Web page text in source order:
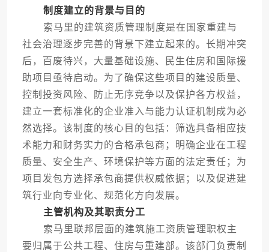
制度建立的背景与目的
索马里的建筑资质管理制度是在国家重建与
社会治理逐步完善的背景下建立起来的。长期冲突
后，百废待兴，大量基础设施、民生住房和国际援
助项目亟待启动。为了确保这些项目的建设质量、
控制投资风险、防止无序竞争以及保护各方权益，
建立一套标准化的企业准入与能力认证机制成为必
然选择。该制度的核心目的包括：筛选具备相应技
术能力和财务实力的合格承包商；明确企业在工程
质量、安全生产、环境保护等方面的法定责任；为
项目发包方选择承包商提供权威依据；以及促进建
筑行业向专业化、规范化方向发展。
主管机构及其职责分工
索马里联邦层面的建筑施工资质管理职权主
要归属于公共工程、住房与重建部。该部门负责制